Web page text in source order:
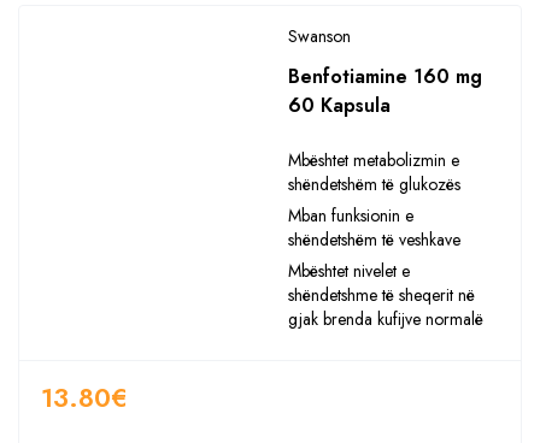
Swanson
Benfotiamine 160 mg
60 Kapsula
Mbështet metabolizmin e
shëndetshëm të glukozës
Mban funksionin e
shëndetshëm të veshkave
Mbështet nivelet e
shëndetshme të sheqerit në
gjak brenda kufijve normalë
13.80€